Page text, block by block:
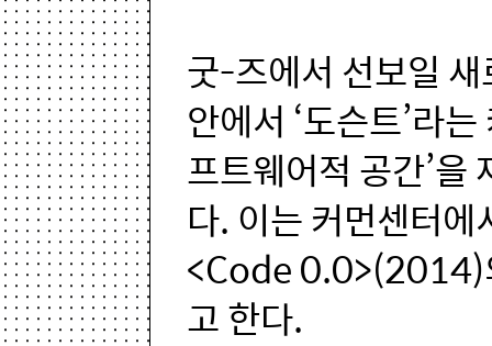
굿-즈에서 선보일
안에서 ‘도슨트’라
프트웨어적 공간’을
다. 이는 커먼센터
<Code 0.0>(2014)
고 한다.